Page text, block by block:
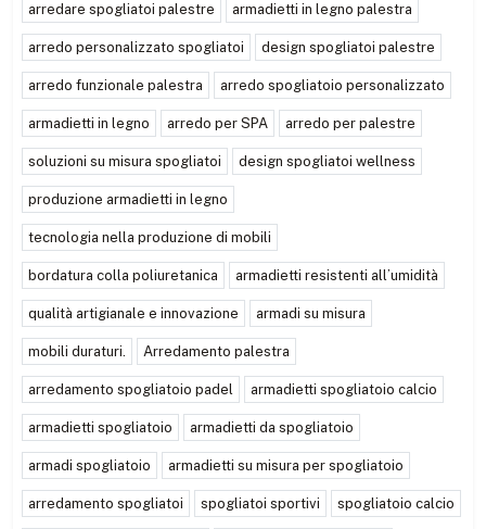
arredare spogliatoi palestre armadietti in legno palestra
arredo personalizzato spogliatoi design spogliatoi palestre
arredo funzionale palestra arredo spogliatoio personalizzato
armadietti in legno arredo per SPA arredo per palestre
soluzioni su misura spogliatoi design spogliatoi wellness
produzione armadietti in legno
tecnologia nella produzione di mobili
bordatura colla poliuretanica armadietti resistenti all’umidità
qualità artigianale e innovazione armadi su misura
mobili duraturi. Arredamento palestra
arredamento spogliatoio padel armadietti spogliatoio calcio
armadietti spogliatoio armadietti da spogliatoio
armadi spogliatoio armadietti su misura per spogliatoio
arredamento spogliatoi spogliatoi sportivi spogliatoio calcio